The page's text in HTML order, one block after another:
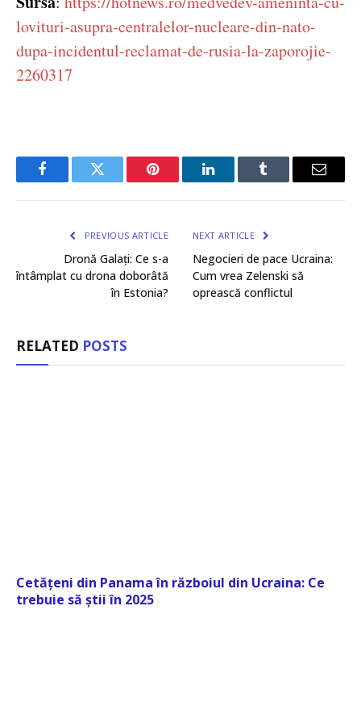
lovituri-asupra-centralelor-nucleare-din-nato-
dupa-incidentul-reclamat-de-rusia-la-zaporojie-
2260317
FacebookTwitter Pinterest LinkedInTumblr Email
PREVIOUS ARTICLE
Dronă Galați: Ce s-a
întâmplat cu drona doborâtă
în Estonia?
NEXT ARTICLE
Negocieri de pace Ucraina:
Cum vrea Zelenski să
oprească conflictul
RELATED POSTS
Cetățeni din Panama în războiul din Ucraina: Ce
trebuie să știi în 2025